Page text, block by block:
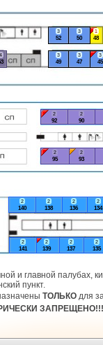
2
134
2
135
2
136
2
137
2
138
2
139
2
140
2
141
3
45
3
47
1
48
3
49
3
50
3
52
4
2
90
2
92
2
93
2
95
и главной палубах,
пункт.
ТОЛЬКО для
ЗАПРЕЩЕНО!!!